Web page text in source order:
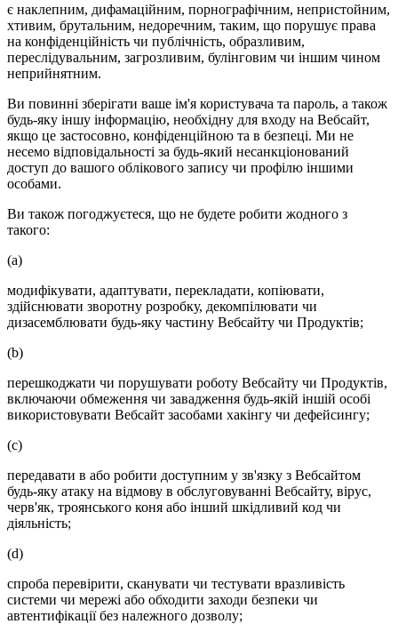
є наклепним, дифамаційним, порнографічним, непристойним,
хтивим, брутальним, недоречним, таким, що порушує права
на конфіденційність чи публічність, образливим,
переслідувальним, загрозливим, булінговим чи іншим чином
неприйнятним.
Ви повинні зберігати ваше ім'я користувача та пароль, а також
будь-яку іншу інформацію, необхідну для входу на Вебсайт,
якщо це застосовно, конфіденційною та в безпеці. Ми не
несемо відповідальності за будь-який несанкціонований
доступ до вашого облікового запису чи профілю іншими
особами.
Ви також погоджуєтеся, що не будете робити жодного з
такого:
(a)
модифікувати, адаптувати, перекладати, копіювати,
здійснювати зворотну розробку, декомпілювати чи
дизасемблювати будь-яку частину Вебсайту чи Продуктів;
(b)
перешкоджати чи порушувати роботу Вебсайту чи Продуктів,
включаючи обмеження чи завадження будь-якій іншій особі
використовувати Вебсайт засобами хакінгу чи дефейсингу;
(c)
передавати в або робити доступним у зв'язку з Вебсайтом
будь-яку атаку на відмову в обслуговуванні Вебсайту, вірус,
черв'як, троянського коня або інший шкідливий код чи
діяльність;
(d)
спроба перевірити, сканувати чи тестувати вразливість
системи чи мережі або обходити заходи безпеки чи
автентифікації без належного дозволу;